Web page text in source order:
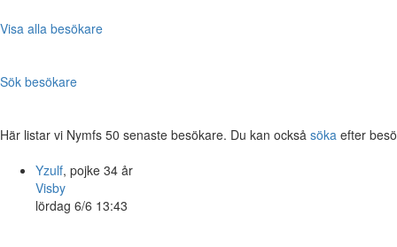
Visa alla besökare
Sök besökare
Här listar vi Nymfs 50 senaste besökare. Du kan också söka efter
Yzulf, pojke 34 år
Visby
lördag 6/6 13:43